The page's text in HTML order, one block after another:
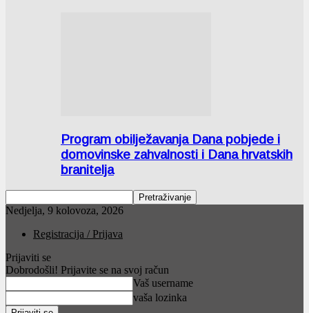
Program obilježavanja Dana pobjede i
domovinske zahvalnosti i Dana hrvatskih
branitelja
Nedjelja, 9 kolovoza, 2026
Registracija / Prijava
Prijaviti se
Dobrodošli! Prijavite se na svoj račun
Vaš username
vaša lozinka